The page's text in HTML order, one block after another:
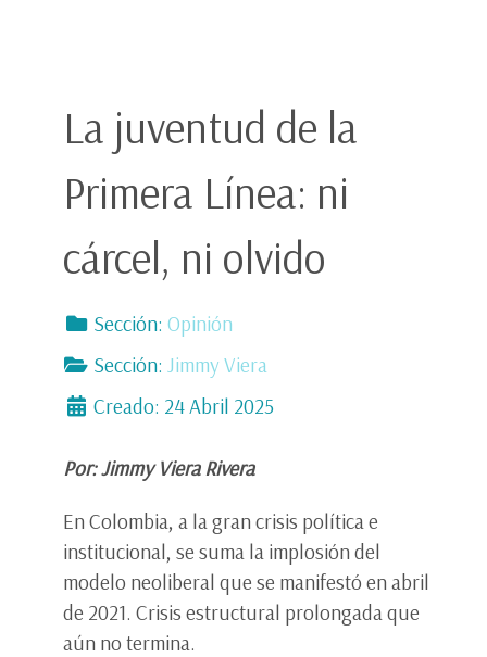
La juventud de la
Primera Línea: ni
cárcel, ni olvido
Sección: Opinión
Sección: Jimmy Viera
Creado: 24 Abril 2025
Por: Jimmy Viera Rivera
En Colombia, a la gran crisis política e
institucional, se suma la implosión del
modelo neoliberal que se manifestó en abril
de 2021. Crisis estructural prolongada que
aún no termina.